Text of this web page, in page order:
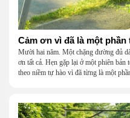
Cảm ơn vì đã là một phần
Mười hai năm. Một chặng đường đủ
ơn tất cả. Hẹn gặp lại ở một phiên
theo niềm tự hào vì đã từng là một